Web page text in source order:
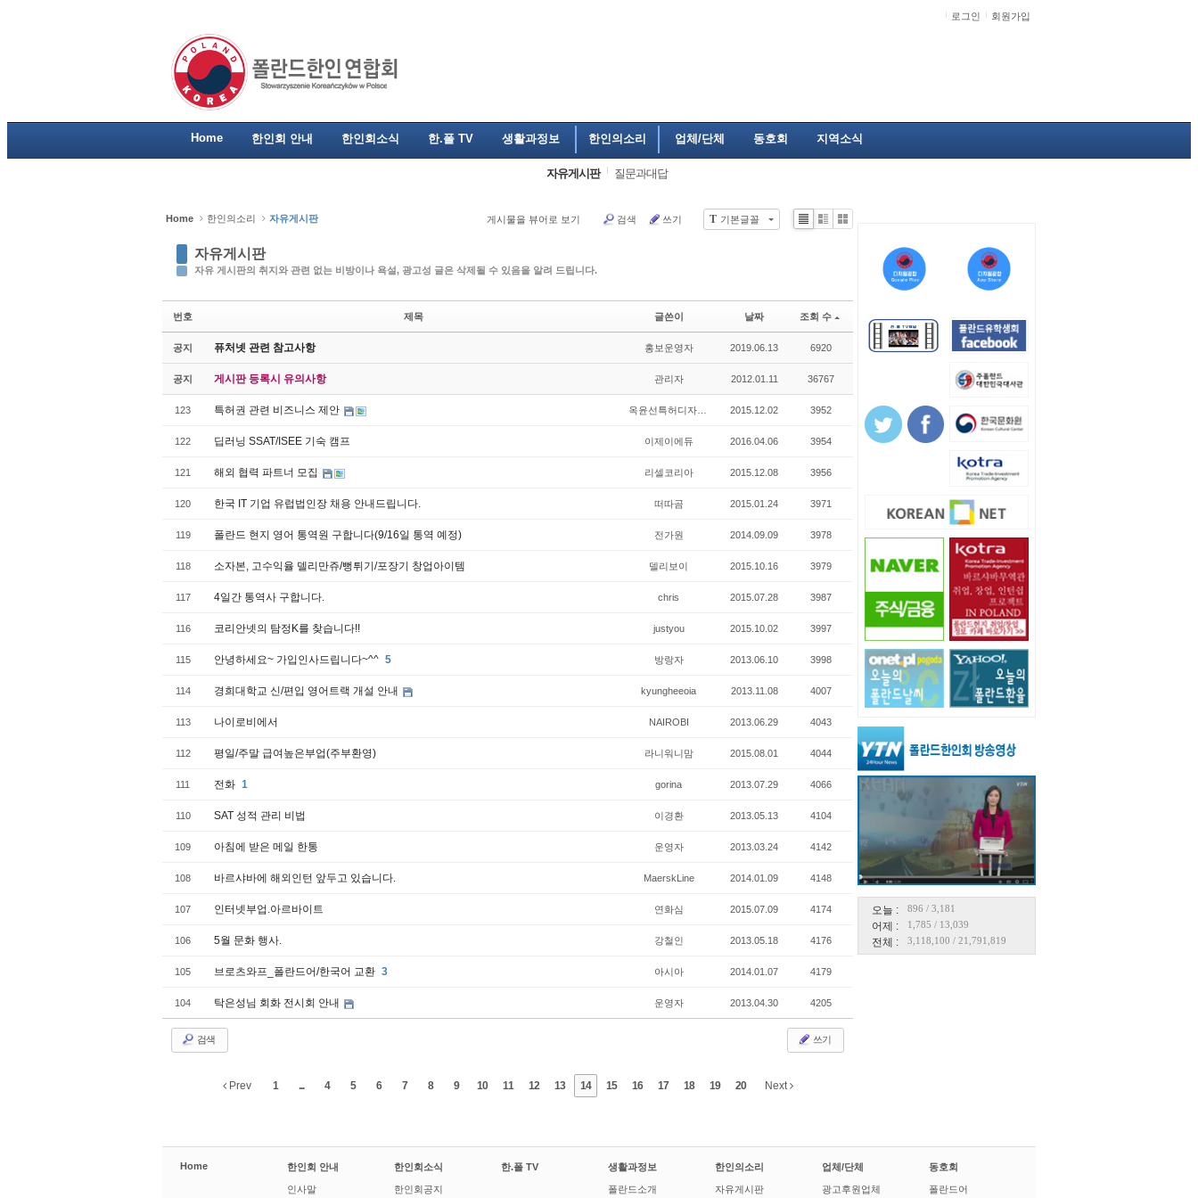
로그인 회원가입
Home 한인회 안내 한인회소식 한.폴 TV 생활과정보 한인의소리 업체/단체 동호회 지역소식
자유게시판 질문과대답
오늘 : 896 / 3,181
어제 : 1,785 / 13,039
전체 : 3,118,100 / 21,791,819
Home 한인의소리 자유게시판 T 기본글꼴
게시물을 뷰어로 보기 검색 쓰기
자유게시판
자유 게시판의 취지와 관련 없는 비방이나 욕설, 광고성 글은 삭제될 수 있음을 알려 드립니다.
Li
Zi
G
번호 제목 글쓴이 날짜 조회 수
공지 퓨처넷 관련 참고사항 홍보운영자 2019.06.13 6920
공지 게시판 등록시 유의사항 관리자 2012.01.11 36767
123 특허권 관련 비즈니스 제안 2015.12.02 3952
122 딥러닝 SSAT/ISEE 기숙 캠프 이제이에듀 2016.04.06 3954
121 해외 협력 파트너 모집 리셀코리아 2015.12.08 3956
120 한국 IT 기업 유럽법인장 채용 안내드립니다. 떠따곰 2015.01.24 3971
119 폴란드 현지 영어 통역원 구합니다(9/16일 통역 예정) 전가원 2014.09.09 3978
118 소자본, 고수익율 델리만쥬/뻥튀기/포장기 창업아이템 델리보이 2015.10.16 3979
117 4일간 통역사 구합니다. chris 2015.07.28 3987
116 코리안넷의 탐정K를 찾습니다!! justyou 2015.10.02 3997
115 안녕하세요~ 가입인사드립니다~^^ 5 방랑자 2013.06.10 3998
114 경희대학교 신/편입 영어트랙 개설 안내 kyungheeoia 2013.11.08 4007
113 나이로비에서 NAIROBI 2013.06.29 4043
112 평일/주말 급여높은부업(주부환영) 라니워니맘 2015.08.01 4044
111 전화 1 gorina 2013.07.29 4066
110 SAT 성적 관리 비법 이경환 2013.05.13 4104
109 아침에 받은 메일 한통 운영자 2013.03.24 4142
108 바르샤바에 해외인턴 앞두고 있습니다. MaerskLine 2014.01.09 4148
107 인터넷부업.아르바이트 연화심 2015.07.09 4174
106 5월 문화 행사. 강철인 2013.05.18 4176
105 브로츠와프_폴란드어/한국어 교환 3 아시아 2014.01.07 4179
104 탁은성님 회화 전시회 안내 운영자 2013.04.30 4205
검색 쓰기
Prev 1 ... 4 5 6 7 8 9 10 11 12 13 14 15 16 17 18 19 20 Next
Home 한인회 안내
인사말
한인회소식
한인회공지
한.폴 TV 생활과정보
폴란드소개
한인의소리
자유게시판
업체/단체
광고후원업체
동호회
폴란드어